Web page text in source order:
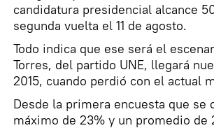
candidatura presidencial alcance
segunda vuelta el 11 de agosto.
Todo indica que ese será el
Torres, del partido UNE, llegará
2015, cuando perdió con el actual
Desde la primera encuesta que se
máximo de 23% y un promedio